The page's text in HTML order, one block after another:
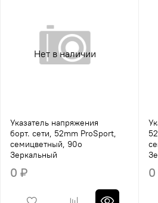
Нет в наличии
Указатель напряжения
борт. сети, 52mm ProSport,
семицветный, 90o
Зеркальный
0 ₽